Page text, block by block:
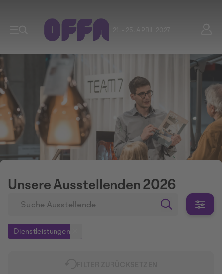
Unsere Ausstellenden 2026
Dienstleistungen